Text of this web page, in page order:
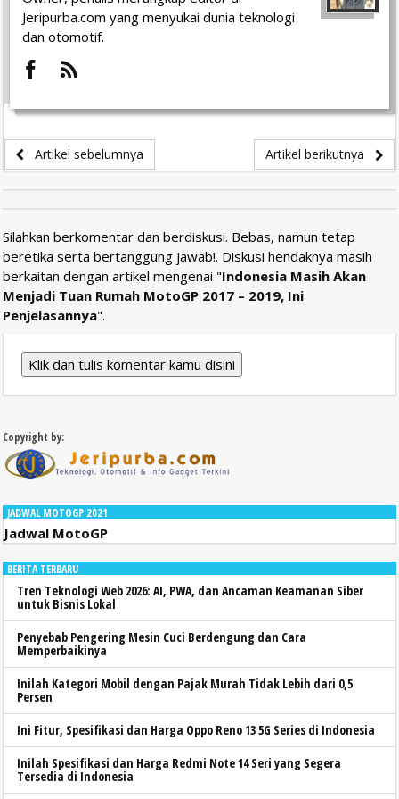
Jeripurba.com yang menyukai dunia teknologi
dan otomotif.
Artikel sebelumnya Artikel berikutnya
Silahkan berkomentar dan berdiskusi. Bebas, namun tetap
beretika serta bertanggung jawab!. Diskusi hendaknya masih
berkaitan dengan artikel mengenai "Indonesia Masih Akan
Menjadi Tuan Rumah MotoGP 2017 – 2019, Ini
Penjelasannya".
Klik dan tulis komentar kamu disini
Copyright by:
JADWAL MOTOGP 2021
Jadwal MotoGP
BERITA TERBARU
Tren Teknologi Web 2026: AI, PWA, dan Ancaman Keamanan Siber
untuk Bisnis Lokal
Penyebab Pengering Mesin Cuci Berdengung dan Cara
Memperbaikinya
Inilah Kategori Mobil dengan Pajak Murah Tidak Lebih dari 0,5
Persen
Ini Fitur, Spesifikasi dan Harga Oppo Reno 13 5G Series di Indonesia
Inilah Spesifikasi dan Harga Redmi Note 14 Seri yang Segera
Tersedia di Indonesia